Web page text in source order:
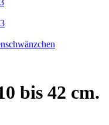
bis 42 cm.